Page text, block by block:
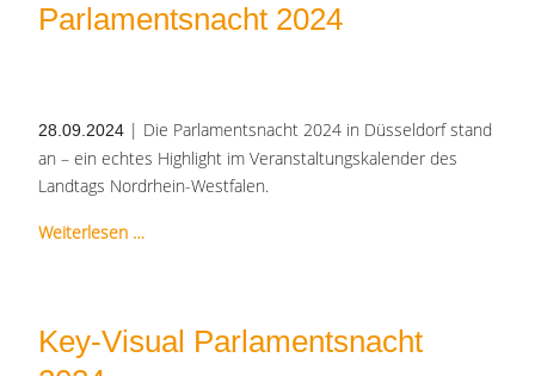
Parlamentsnacht 2024
28.09.2024 | Die Parlamentsnacht 2024 in Düsseldorf stand
an – ein echtes Highlight im Veranstaltungskalender des
Landtags Nordrhein-Westfalen.
Weiterlesen …
Key-Visual Parlamentsnacht